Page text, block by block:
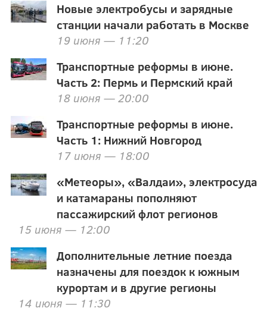
Новые электробусы и зарядные
станции начали работать в Москве
19 июня — 11:20
Транспортные реформы в июне.
Часть 2: Пермь и Пермский край
18 июня — 20:00
Транспортные реформы в июне.
Часть 1: Нижний Новгород
17 июня — 18:00
«Метеоры», «Валдаи», электросуда
и катамараны пополняют
пассажирский флот регионов
15 июня — 12:00
Дополнительные летние поезда
назначены для поездок к южным
курортам и в другие регионы
14 июня — 11:30